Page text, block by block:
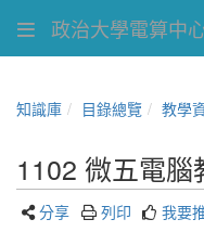
政治大學電算中
知識庫 目錄總覽 教學
1102 微五電腦
分享 列印 我要